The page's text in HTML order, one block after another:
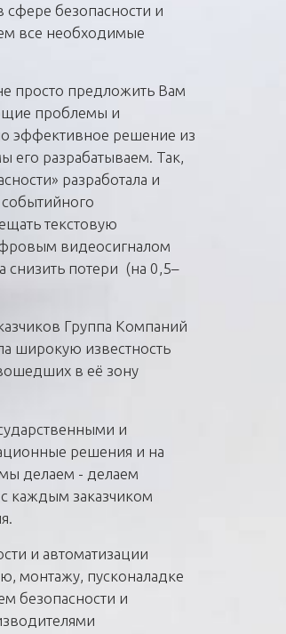
сфере безопасности и
все необходимые
просто предложить Вам
проблемы и
эффективное решение из
его разрабатываем. Так,
разработала и
текстовую
видеосигналом
снизить потери (на 0,5–
Группа Компаний
широкую известность
в её зону
и
решения и на
делаем - делаем
каждым заказчиком
и автоматизации
монтажу, пусконаладке
безопасности и